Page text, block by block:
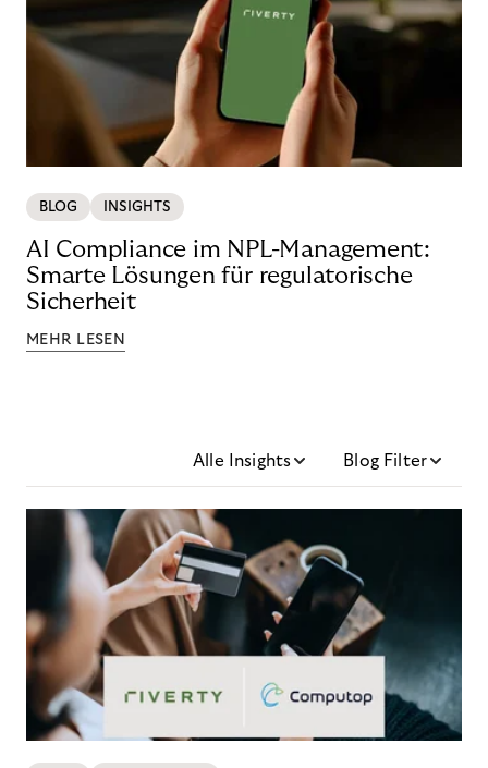
BLOG INSIGHTS
AI Compliance im NPL-Management:
Smarte Lösungen für regulatorische
Sicherheit
MEHR LESEN
Alle Insights Blog Filter